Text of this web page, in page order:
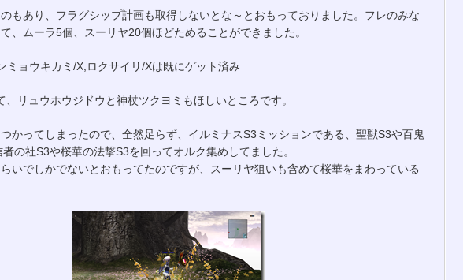
もあり、フラグシップ計画も取得しないとな～とおもっておりました。フレのみな
、ムーラ5個、スーリヤ20個ほどためることができました。
ミョウキカミ/X,ロクサイリ/Xは既にゲット済み
、リュウホウジドウと神杖ツクヨミもほしいところです。
かってしまったので、全然足らず、イルミナスS3ミッションである、聖獣S3や百鬼
の社S3や桜華の法撃S3を回ってオルク集めしてました。
いでしかでないとおもってたのですが、スーリヤ狙いも含めて桜華をまわっている